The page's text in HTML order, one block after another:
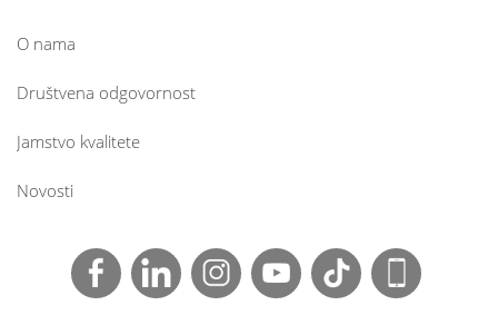
O nama
Društvena odgovornost
Jamstvo kvalitete
Novosti